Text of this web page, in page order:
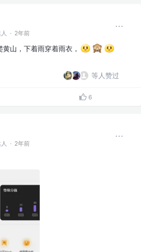
· 2年前
山，下着雨穿着雨衣，
等人赞过
6
· 2年前